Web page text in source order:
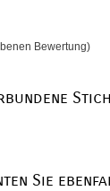
Bewertung)
Sie